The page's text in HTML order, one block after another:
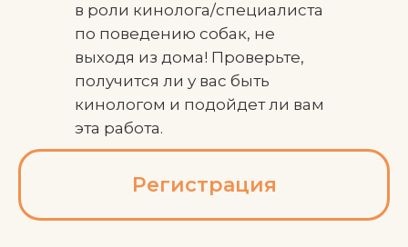
в роли кинолога/специалиста
по поведению собак, не
выходя из дома! Проверьте,
получится ли у вас быть
кинологом и подойдет ли вам
эта работа.
Регистрация